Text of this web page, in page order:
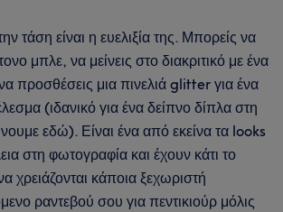
τάση είναι η ευελιξία της. Μπορείς να
μπλε, να μείνεις στο διακριτικό με ένα
προσθέσεις μια πινελιά glitter για ένα
(ιδανικό για ένα δείπνο δίπλα στη
εδώ). Είναι ένα από εκείνα τα looks
στη φωτογραφία και έχουν κάτι το
χρειάζονται κάποια ξεχωριστή
ραντεβού σου για πεντικιούρ μόλις